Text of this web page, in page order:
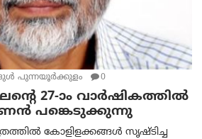
പുന്നയൂർക്കുളം 0
27-ാം വാർഷികത്തിൽ
പങ്കെടുക്കുന്നു
കോളിളക്കങ്ങൾ സൃഷ്ടിച്ച